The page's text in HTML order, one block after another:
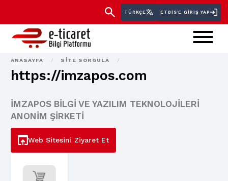
TÜRKÇE ETBİS'E GIRIŞ YAP
ANASAYFA / SITE SORGULA /
https://imzapos.com
İMZAPOS BİLGİ VE YAZILIM TEKNOLOJİLERİ
ANONİM ŞİRKETİ
Web Sitesini Ziyaret Et